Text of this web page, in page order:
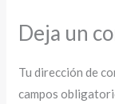
Deja un
Tu dirección de
campos